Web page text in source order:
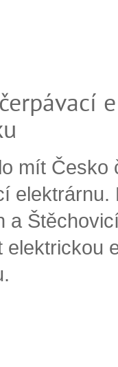
mít Česko
elektrárnu.
a
elektrickou